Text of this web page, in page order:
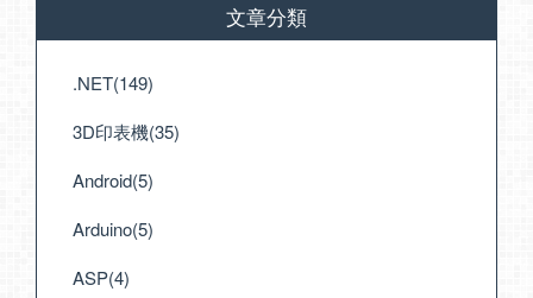
文章分類
.NET(149)
3D印表機(35)
Android(5)
Arduino(5)
ASP(4)